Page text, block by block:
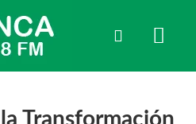
Transformación